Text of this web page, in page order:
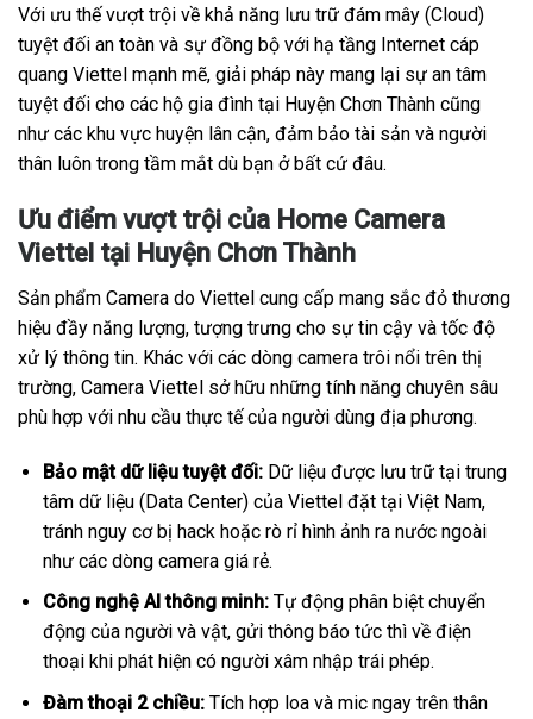
Với ưu thế vượt trội về khả năng lưu trữ đám mây (Cloud)
tuyệt đối an toàn và sự đồng bộ với hạ tầng Internet cáp
quang Viettel mạnh mẽ, giải pháp này mang lại sự an tâm
tuyệt đối cho các hộ gia đình tại Huyện Chơn Thành cũng
như các khu vực huyện lân cận, đảm bảo tài sản và người
thân luôn trong tầm mắt dù bạn ở bất cứ đâu.
Ưu điểm vượt trội của Home Camera
Viettel tại Huyện Chơn Thành
Sản phẩm Camera do Viettel cung cấp mang sắc đỏ thương
hiệu đầy năng lượng, tượng trưng cho sự tin cậy và tốc độ
xử lý thông tin. Khác với các dòng camera trôi nổi trên thị
trường, Camera Viettel sở hữu những tính năng chuyên sâu
phù hợp với nhu cầu thực tế của người dùng địa phương.
Bảo mật dữ liệu tuyệt đối:Dữ liệu được lưu trữ tại trung
tâm dữ liệu (Data Center) của Viettel đặt tại Việt Nam,
tránh nguy cơ bị hack hoặc rò rỉ hình ảnh ra nước ngoài
như các dòng camera giá rẻ.
Công nghệ AI thông minh:Tự động phân biệt chuyển
động của người và vật, gửi thông báo tức thì về điện
thoại khi phát hiện có người xâm nhập trái phép.
Đàm thoại 2 chiều:Tích hợp loa và mic ngay trên thân